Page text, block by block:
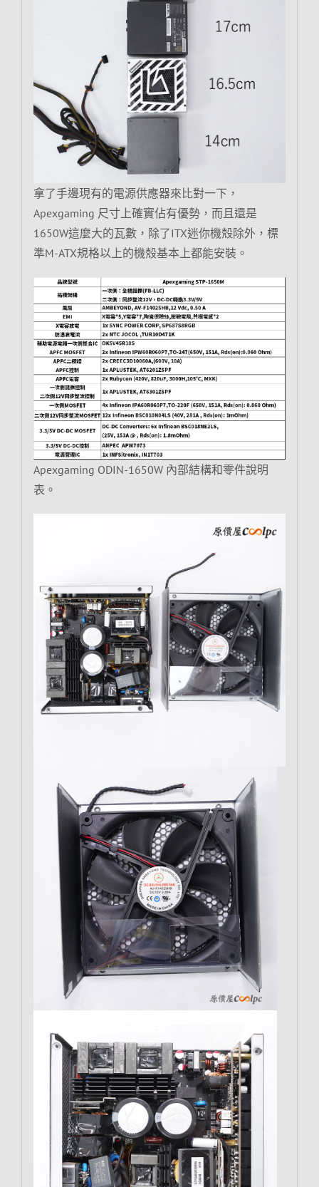
拿了手邊現有的電源供應器來比對一下，
Apexgaming 尺寸上確實佔有優勢，而且還是
1650W這麼大的瓦數，除了ITX迷你機殼除外，標
準M-ATX規格以上的機殼基本上都能安裝。
Apexgaming ODIN-1650W 內部結構和零件說明
表。